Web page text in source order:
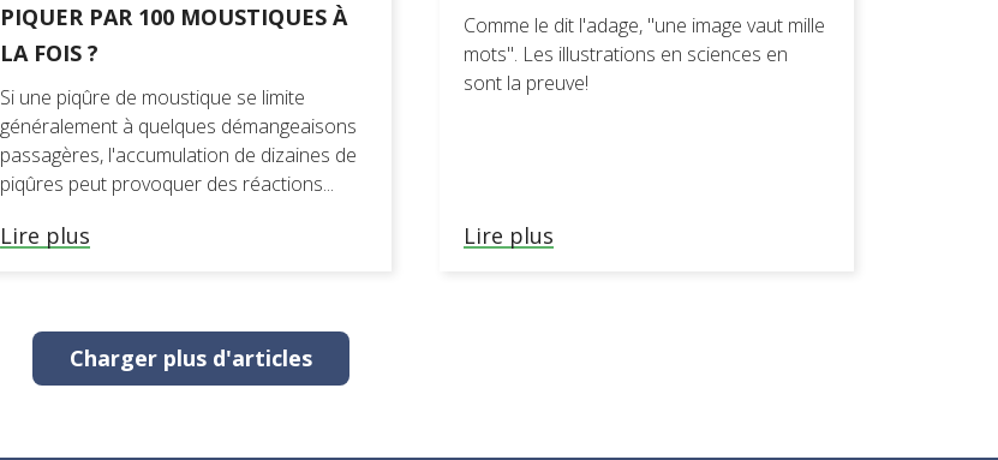
PIQUER PAR 100 MOUSTIQUES À
LA FOIS ?
Si une piqûre de moustique se limite
généralement à quelques démangeaisons
passagères, l'accumulation de dizaines de
piqûres peut provoquer des réactions...
Lire plus
Comme le dit l'adage, "une image vaut mille
mots". Les illustrations en sciences en
sont la preuve!
Lire plus
Charger plus d'articles